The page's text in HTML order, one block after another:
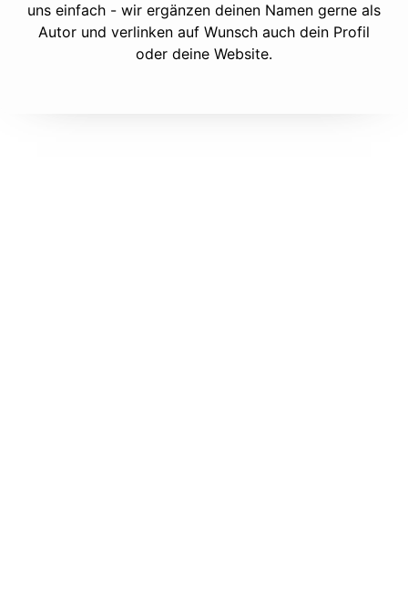
uns einfach - wir ergänzen deinen Namen gerne als
Autor und verlinken auf Wunsch auch dein Profil
oder deine Website.